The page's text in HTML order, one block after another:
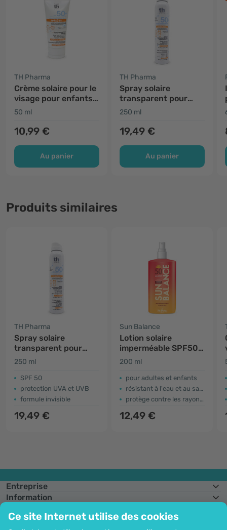
Ce site Internet utilise des cookies
TH Pharma
Crème solaire pour le
visage pour enfants
SPF 50+
50 ml
10,99 €
Au panier
TH Pharma
Spray solaire
transparent pour
bébé SPF 50+
250 ml
19,49 €
Au panier
Produits similaires
TH Pharma
Spray solaire
transparent pour
bébé SPF 50+
250 ml
SPF 50
protection UVA et UVB
formule invisible
19,49 €
Sun Balance
Lotion solaire
imperméable SPF50 –
pour toute la famille
200 ml
pour adultes et enfants
résistant à l'eau et au sable
protège contre les rayons UV-A et UV-B
12,49 €
Entreprise
Information
Assistance et commandes